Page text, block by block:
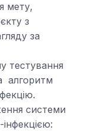
мету,
з
за
тестування
алгоритм
системи